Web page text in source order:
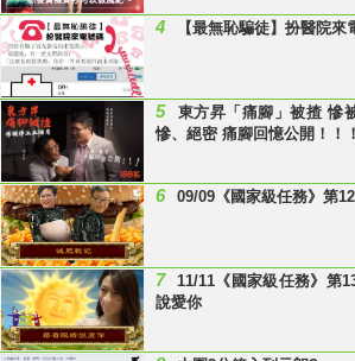
4 【最無恥騙徒】扮醫院來
5
東方昇「痛腳」被揸 慘
慘、絕密 痛腳回憶公開！！！
6 09/09《國家級任務》第
7
11/11《國家級任務》第
說愛你